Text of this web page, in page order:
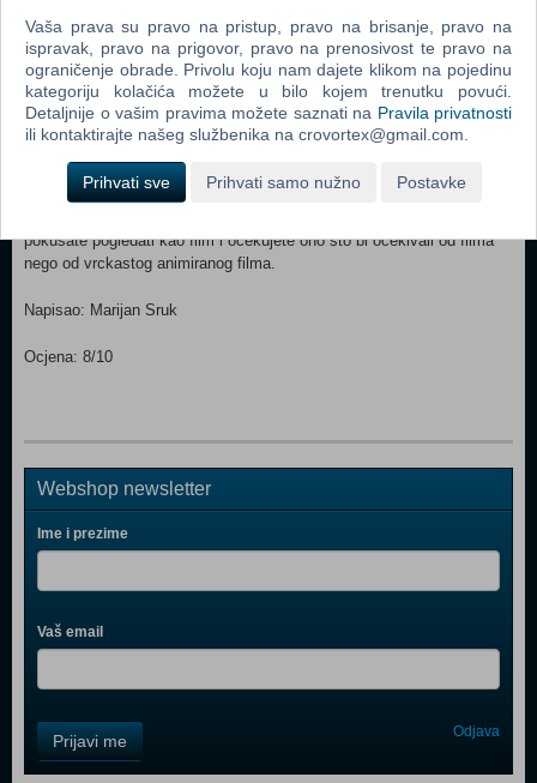
da se film nije u potpunosti poveo za sveopćim 3D ludilom i trpanjem
besmislenih scena letenja, borbi, jurcanja i ostalog samo kako bi se
prikazala najnovija dostignuća tehnologije već se koncentrirao na priču
i dijaloge. Inače, ovo je prvi film koji je producirala Industrial Light and
Magic kompanija za specijalne efekte koju je osnovao George Lucas
kako bi radili na Star Warsima.
Dakle, ovdje se radi o jednom zbilja impresivnom animiranom filmu za
pokušate pogledati kao film i očekujete ono što bi očekivali od filma
nego od vrckastog animiranog filma.
Napisao: Marijan Sruk
Ocjena: 8/10
Webshop newsletter
Ime i prezime
Vaš email
Field
One
Prijavi me Odjava
Vaša prava su pravo na pristup, pravo na brisanje, pravo na
ispravak, pravo na prigovor, pravo na prenosivost te pravo na
ograničenje obrade. Privolu koju nam dajete klikom na pojedinu
kategoriju kolačića možete u bilo kojem trenutku povući.
Detaljnije o vašim pravima možete saznati na Pravila privatnosti
ili kontaktirajte našeg službenika na crovortex@gmail.com.
Prihvati sve Prihvati samo nužno Postavke